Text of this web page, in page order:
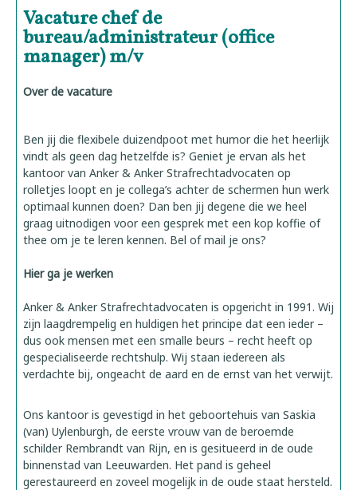
Vacature chef de
bureau/administrateur (office
manager) m/v
Over de vacature
Ben jij die flexibele duizendpoot met humor die het heerlijk
vindt als geen dag hetzelfde is? Geniet je ervan als het
kantoor van Anker & Anker Strafrechtadvocaten op
rolletjes loopt en je collega’s achter de schermen hun werk
optimaal kunnen doen? Dan ben jij degene die we heel
graag uitnodigen voor een gesprek met een kop koffie of
thee om je te leren kennen. Bel of mail je ons?
Hier ga je werken
Anker & Anker Strafrechtadvocaten is opgericht in 1991. Wij
zijn laagdrempelig en huldigen het principe dat een ieder –
dus ook mensen met een smalle beurs – recht heeft op
gespecialiseerde rechtshulp. Wij staan iedereen als
verdachte bij, ongeacht de aard en de ernst van het verwijt.
Ons kantoor is gevestigd in het geboortehuis van Saskia
(van) Uylenburgh, de eerste vrouw van de beroemde
schilder Rembrandt van Rijn, en is gesitueerd in de oude
binnenstad van Leeuwarden. Het pand is geheel
gerestaureerd en zoveel mogelijk in de oude staat hersteld.